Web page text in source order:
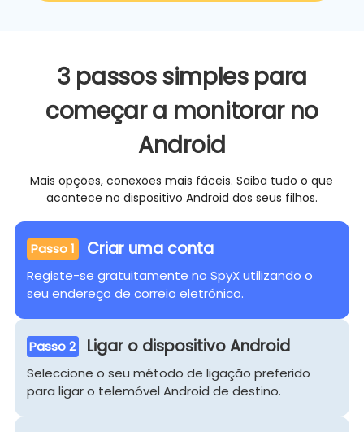
3 passos simples para
começar a monitorar no
Android
Mais opções, conexões mais fáceis. Saiba tudo o que
acontece no dispositivo Android dos seus filhos.
Passo 1 Criar uma conta
Registe-se gratuitamente no SpyX utilizando o
seu endereço de correio eletrónico.
Passo 2 Ligar o dispositivo Android
Seleccione o seu método de ligação preferido
para ligar o telemóvel Android de destino.